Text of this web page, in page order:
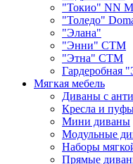
"Токио" NN
"Толедо"
"Элана"
"Энни" СТМ
"Этна" СТМ
Гардеробная
Мягкая мебель
Диваны с
Кресла и
Мини диваны
Модульные
Наборы
Прямые